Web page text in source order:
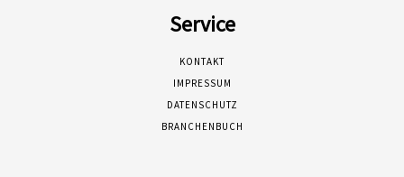
Service
KONTAKT
IMPRESSUM
DATENSCHUTZ
BRANCHENBUCH